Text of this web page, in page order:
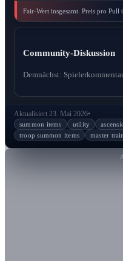
Fair-Wert insgesamt. Preis pro Pull
Community-Diskussion
Demnächst:
Aktualisiert 23. Mai 2026•
summon items utility
troop summon items
master